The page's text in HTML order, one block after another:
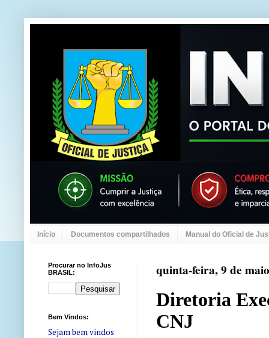
Início Documentos compartilhados Manual do Oficial de
quinta-feira, 9 de
Diretoria
CNJ
Procurar no InfoJus
BRASIL:
Bem Vindos:
Sejam bem vindos